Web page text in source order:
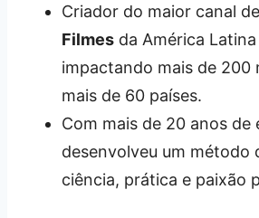
Criador do maior canal de
Filmes da América
impactando mais de 200
mais de 60 países.
Com mais de 20 anos de
desenvolveu um método
ciência, prática e paixão